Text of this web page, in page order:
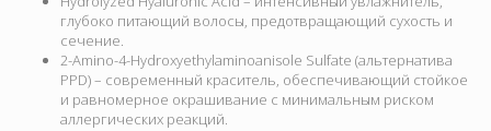
глубоко питающий волосы, предотвращающий сухость и
сечение.
2-Amino-4-Hydroxyethylaminoanisole Sulfate (альтернатива
PPD) – современный краситель, обеспечивающий стойкое
и равномерное окрашивание с минимальным риском
аллергических реакций.